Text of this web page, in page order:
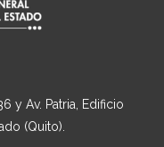
y Av. Patria, Edificio
(Quito).